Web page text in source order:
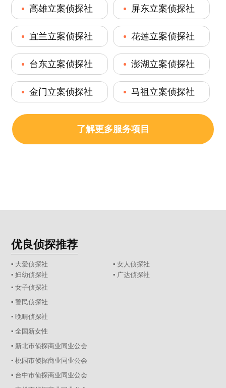
高雄立案侦探社 屏东立案侦探社
宜兰立案侦探社 花莲立案侦探社
台东立案侦探社 澎湖立案侦探社
金门立案侦探社 马祖立案侦探社
了解更多服务项目
优良侦探推荐
▪ 大爱侦探社
▪ 女人侦探社
▪ 妇幼侦探社
▪ 广达侦探社
▪ 女子侦探社
▪ 警民侦探社
▪ 晚晴侦探社
▪ 全国新女性
▪ 新北市侦探商业同业公会
▪ 桃园市侦探商业同业公会
▪ 台中市侦探商业同业公会